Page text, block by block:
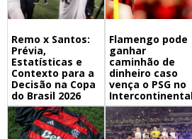
Remo x Santos:
Prévia,
Estatísticas e
Contexto para a
Decisão na Copa
do Brasil 2026
Flamengo pode
ganhar
caminhão de
dinheiro caso
vença o PSG no